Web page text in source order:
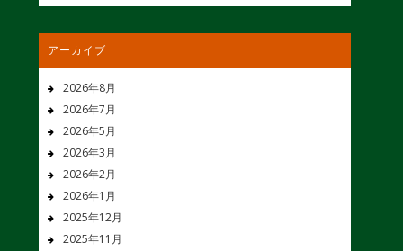
アーカイブ
2026年8月
2026年7月
2026年5月
2026年3月
2026年2月
2026年1月
2025年12月
2025年11月